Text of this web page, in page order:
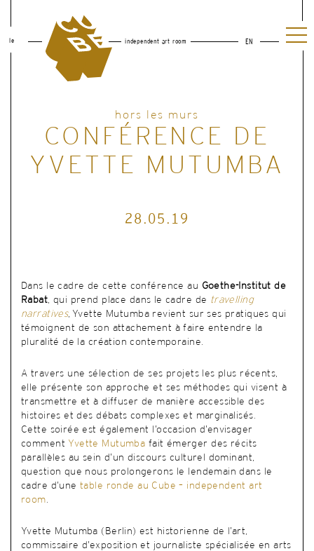
le independent art room EN
28.05.19
Dans le cadre de cette conférence au Goethe-Institut de
Rabat, qui prend place dans le cadre de travelling
narratives, Yvette Mutumba revient sur ses pratiques qui
témoignent de son attachement à faire entendre la
pluralité de la création contemporaine.
A travers une sélection de ses projets les plus récents,
elle présente son approche et ses méthodes qui visent à
transmettre et à diffuser de manière accessible des
histoires et des débats complexes et marginalisés.
Cette soirée est également l’occasion d’envisager
comment Yvette Mutumba fait émerger des récits
parallèles au sein d’un discours culturel dominant,
question que nous prolongerons le lendemain dans le
cadre d’unetable ronde au Cube – independent art
room.
Yvette Mutumba (Berlin) est historienne de l’art,
commissaire d’exposition et journaliste spécialisée en arts
hors les murs
CONFÉRENCE DE
YVETTE MUTUMBA